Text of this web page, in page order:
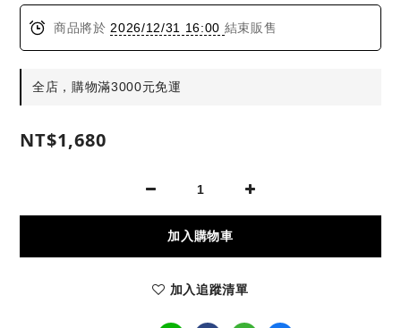
商品將於2026/12/31 16:00 結束販售
全店，購物滿3000元免運
NT$1,680
加入購物車
加入追蹤清單